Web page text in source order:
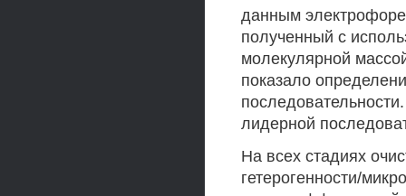
данным
полученный с
молекулярной
показало
лидерной
На всех стадиях
гетерогенности/